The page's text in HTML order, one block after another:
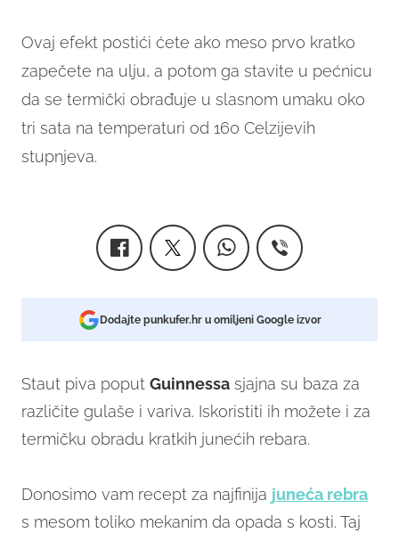
Ovaj efekt postići ćete ako meso prvo kratko
zapečete na ulju, a potom ga stavite u pećnicu
da se termički obrađuje u slasnom umaku oko
tri sata na temperaturi od 160 Celzijevih
stupnjeva.
Dodajte punkufer.hr u omiljeni Google izvor
Staut piva poput Guinnessa sjajna su baza za
različite gulaše i variva. Iskoristiti ih možete i za
termičku obradu kratkih junećih rebara.
Donosimo vam recept za najfinija juneća rebra
s mesom toliko mekanim da opada s kosti. Taj